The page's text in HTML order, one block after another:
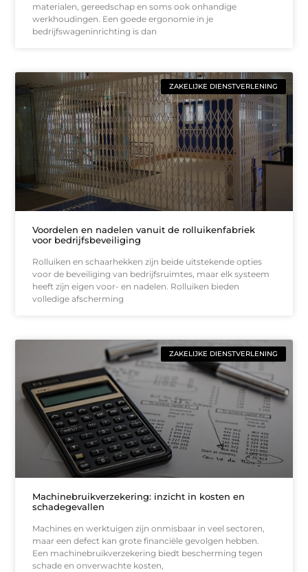
materialen, gereedschap en soms ook onhandige
werkhoudingen. Een goede ergonomie in je
bedrijfswageninrichting is dan
ZAKELIJKE DIENSTVERLENING
Voordelen en nadelen vanuit de rolluikenfabriek
voor bedrijfsbeveiliging
Rolluiken en schaarhekken zijn beide uitstekende opties
voor de beveiliging van bedrijfsruimtes, maar elk systeem
heeft zijn eigen voor- en nadelen. Rolluiken bieden
volledige afscherming
ZAKELIJKE DIENSTVERLENING
Machinebruikverzekering: inzicht in kosten en
schadegevallen
Machines en werktuigen zijn onmisbaar in veel sectoren,
maar een defect kan grote financiële gevolgen hebben.
Een machinebruikverzekering biedt bescherming tegen
schade en onverwachte kosten,